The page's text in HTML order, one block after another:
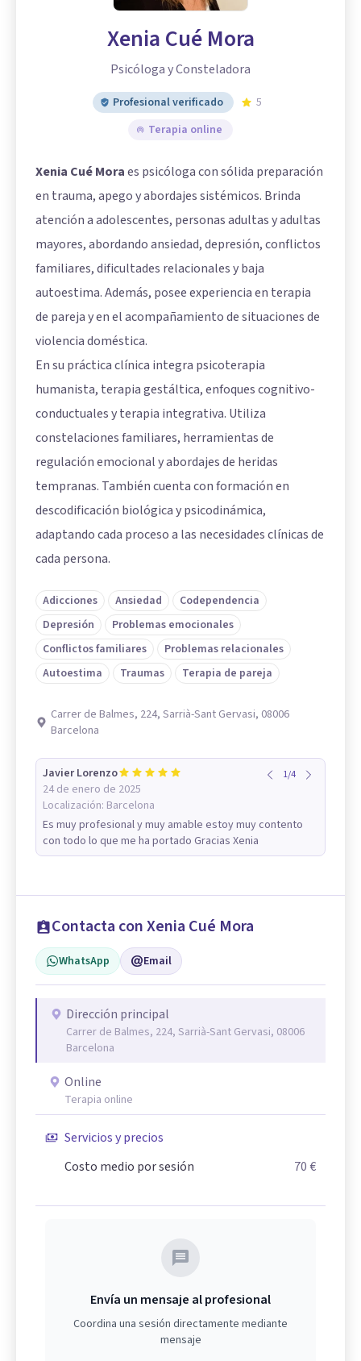
Xenia Cué Mora
Psicóloga y Consteladora
Profesional verificado
5
Terapia online
Xenia Cué Moraes psicóloga con sólida preparación
en trauma, apego y abordajes sistémicos. Brinda
atención a adolescentes, personas adultas y adultas
mayores, abordando ansiedad, depresión, conflictos
familiares, dificultades relacionales y baja
autoestima. Además, posee experiencia en terapia
de pareja y en el acompañamiento de situaciones de
violencia doméstica.
En su práctica clínica integra psicoterapia
humanista, terapia gestáltica, enfoques cognitivo-
conductuales y terapia integrativa. Utiliza
constelaciones familiares, herramientas de
regulación emocional y abordajes de heridas
tempranas. También cuenta con formación en
descodificación biológica y psicodinámica,
adaptando cada proceso a las necesidades clínicas de
cada persona.
Adicciones Ansiedad
Codependencia
Depresión
Problemas emocionales
Conflictos familiares
Problemas relacionales
Autoestima
Traumas Terapia de pareja
Carrer de Balmes, 224, Sarrià-Sant Gervasi, 08006
Barcelona
Javier Lorenzo
24 de enero de 2025
Localización: Barcelona
1/4
Es muy profesional y muy amable estoy muy contento
con todo lo que me ha portado Gracias Xenia
Contacta con Xenia Cué Mora
WhatsApp Email
Dirección principal
Carrer de Balmes, 224, Sarrià-Sant Gervasi, 08006
Barcelona
Online
Terapia online
Servicios y precios
Costo medio por sesión
70 €
Envía un mensaje al profesional
Coordina una sesión directamente mediante
mensaje